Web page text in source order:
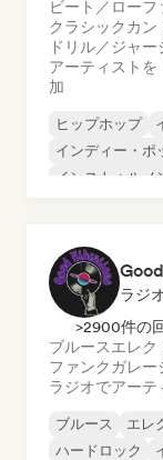
ビート／ローフ
クラシック カン
ドリル／ジャー
アーティストを
加
ヒップホップ
インディー・ポ
インストゥルメ
ラジ
>2900件の
ブルースエレク
ファンクガレー
ラジオでアーテ
ブルース エレ
ハードロック